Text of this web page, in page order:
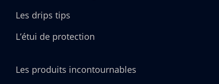
Les drips tips
L’étui de protection
Les produits incontournables